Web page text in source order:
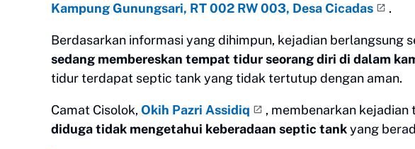
Kampung Gunungsari, RT 002 RW 003, Desa Cicadas
.
Berdasarkan informasi yang dihimpun, kejadian berlangsung
sedang membereskan tempat tidur seorang diri di dalam
tidur terdapat septic tank yang tidak tertutup dengan aman.
Camat Cisolok, Okih Pazri Assidiq
, membenarkan
diduga tidak mengetahui keberadaan septic tankyang